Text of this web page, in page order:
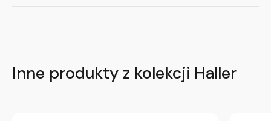
Inne produkty z kolekcji Haller